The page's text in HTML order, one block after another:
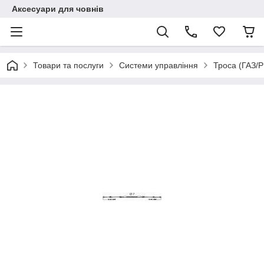
Аксесуари для човнів
Товари та послуги Системи управління Троса (ГАЗ/